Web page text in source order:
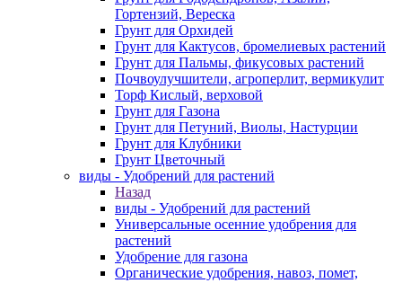
Гортензий, Вереска
Грунт для Орхидей
Грунт для Кактусов, бромелиевых растений
Грунт для Пальмы, фикусовых растений
Почвоулучшители, агроперлит, вермикулит
Торф Кислый, верховой
Грунт для Газона
Грунт для Петуний, Виолы, Настурции
Грунт для Клубники
Грунт Цветочный
виды - Удобрений для растений
Назад
виды - Удобрений для растений
Универсальные осенние удобрения для
растений
Удобрение для газона
Органические удобрения, навоз, помет,